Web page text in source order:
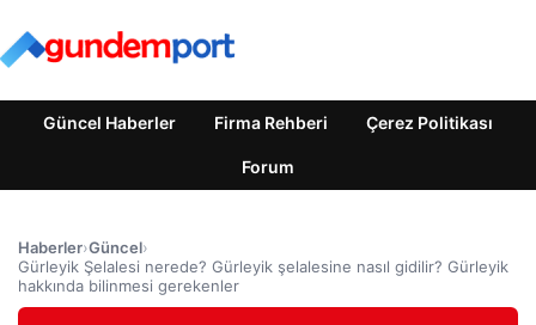
Güncel Haberler Firma Rehberi Çerez Politikası
Forum
Haberler›Güncel›
Gürleyik Şelalesi nerede? Gürleyik şelalesine nasıl gidilir? Gürleyik
hakkında bilinmesi gerekenler